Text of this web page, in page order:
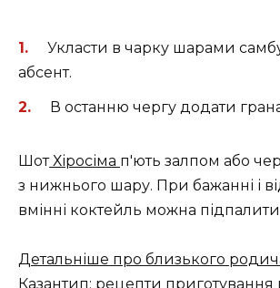
Укласти в чарку шарами
абсент.
В останню чергу додати
ШотХіросіма п'ють залпом або
з нижнього шару. При бажанні і
вмінні коктейль можна
Детальніше про близького
Казантип: рецепти приготування